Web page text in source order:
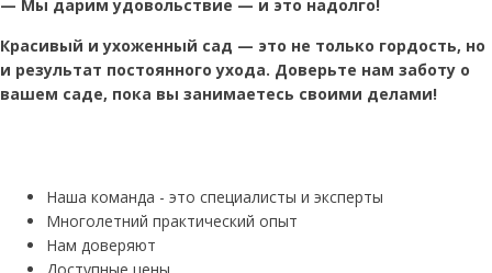
— Мы дарим удовольствие — и это надолго!
Красивый и ухоженный сад — это не только гордость, но
и результат постоянного ухода. Доверьте нам заботу о
вашем саде, пока вы занимаетесь своими делами!
Наша команда - это специалисты и эксперты
Многолетний практический опыт
Нам доверяют